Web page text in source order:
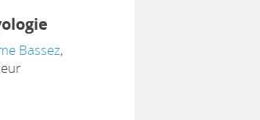
Bassez,